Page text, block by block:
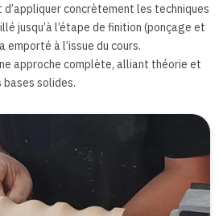
concrètement les techniques
jusqu’à l’étape de finition (ponçage et
emporté à l’issue du cours.
approche complète, alliant théorie et
bases solides.